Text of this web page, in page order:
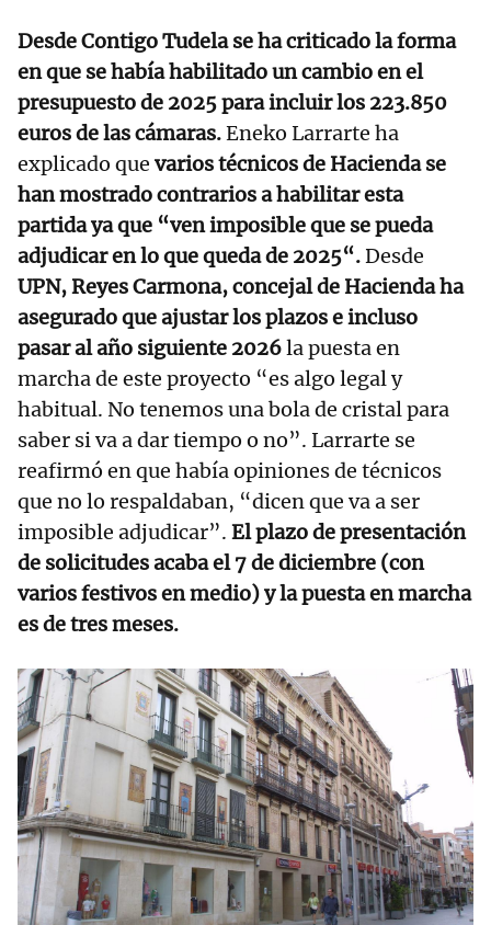
Desde Contigo Tudela se ha criticado la forma
en que se había habilitado un cambio en el
presupuesto de 2025 para incluir los 223.850
euros de las cámaras.Eneko Larrarte ha
explicado que varios técnicos de Hacienda se
han mostrado contrarios a habilitar esta
partida ya que “ven imposible que se pueda
adjudicar en lo que queda de 2025“.Desde
UPN, Reyes Carmona, concejal de Hacienda ha
asegurado que ajustar los plazos e incluso
pasar al año siguiente 2026la puesta en
marcha de este proyecto “es algo legal y
habitual. No tenemos una bola de cristal para
saber si va a dar tiempo o no”. Larrarte se
reafirmó en que había opiniones de técnicos
que no lo respaldaban, “dicen que va a ser
imposible adjudicar”. El plazo de presentación
de solicitudes acaba el 7 de diciembre (con
varios festivos en medio) y la puesta en marcha
es de tres meses.